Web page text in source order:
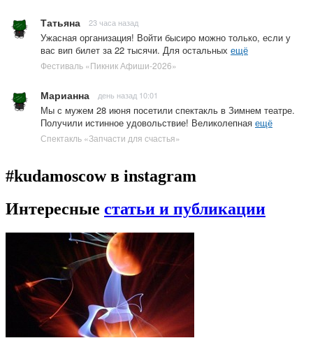
Татьяна 23 часа назад
Ужасная организация! Войти бысиро можно только, если у
вас вип билет за 22 тысячи. Для остальных ещё
Фестиваль «Пикник Афиши-2026»
Марианна день назад 10:01
Мы с мужем 28 июня посетили спектакль в Зимнем театре.
Получили истинное удовольствие! Великолепная ещё
Спектакль «Запчасти для счастья»
#kudamoscow в instagram
Интересные статьи и публикации